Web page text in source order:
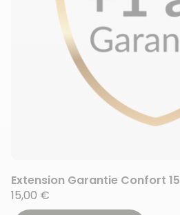
Extension Garantie Confort 15
15,00 €